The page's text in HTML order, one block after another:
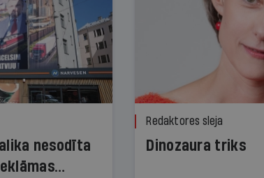
nesodīta
Redaktores sleja
Dinozaura triks